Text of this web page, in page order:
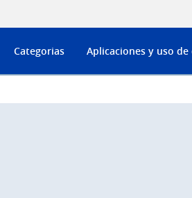
Categorias Aplicaciones y uso